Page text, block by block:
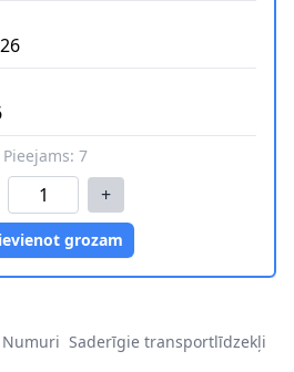
Pieejams: 7
+
grozam
Numuri Saderīgie transportlīdzekļi